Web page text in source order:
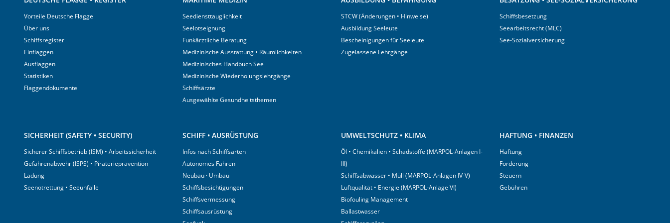
Vorteile Deutsche Flagge
Über uns
Schiffsregister
Einflaggen
Ausflaggen
Statistiken
Flaggendokumente
Seediensttauglichkeit
Seelotseignung
Funkärztliche Beratung
Medizinische Ausstattung • Räumlichkeiten
Medizinisches Handbuch See
Medizinische Wiederholungslehrgänge
Schiffsärzte
Ausgewählte Gesundheitsthemen
STCW (Änderungen • Hinweise)
Ausbildung Seeleute
Bescheinigungen für Seeleute
Zugelassene Lehrgänge
Schiffsbesetzung
Seearbeitsrecht (MLC)
See-Sozialversicherung
SICHERHEIT (SAFETY • SECURITY)
Sicherer Schiffsbetrieb (ISM) • Arbeitssicherheit
Gefahrenabwehr (ISPS) • Piraterieprävention
Ladung
Seenotrettung • Seeunfälle
SCHIFF • AUSRÜSTUNG
Infos nach Schiffsarten
Autonomes Fahren
Neubau · Umbau
Schiffsbesichtigungen
Schiffsvermessung
Schiffsausrüstung
UMWELTSCHUTZ • KLIMA
Öl • Chemikalien • Schadstoffe (MARPOL-Anlagen I-
III)
Schiffsabwasser • Müll (MARPOL-Anlagen IV-V)
Luftqualität • Energie (MARPOL-Anlage VI)
Biofouling Management
Ballastwasser
HAFTUNG • FINANZEN
Haftung
Förderung
Steuern
Gebühren